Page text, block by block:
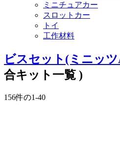
ミニチュアカー
スロットカー
トイ
工作材料
ビスセット(ミニッツ
合キット一覧 )
156件の1-40